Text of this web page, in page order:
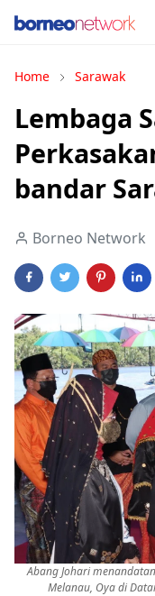
Home Sarawak
Lembaga
bandar
Borneo Network
Abang Johari
Melanau, Oya di